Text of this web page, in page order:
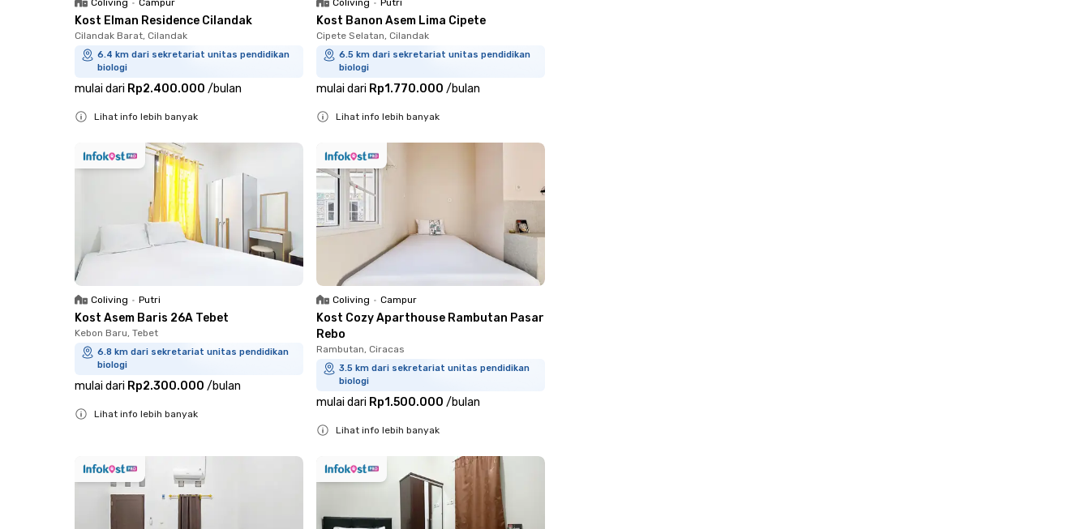
Coliving • Campur
Kost Elman Residence Cilandak
Cilandak Barat, Cilandak
6.4 km dari sekretariat unitas pendidikan
biologi
mulai dari Rp2.400.000 /bulan
Lihat info lebih banyak
Coliving • Putri
Kost Banon Asem Lima Cipete
Cipete Selatan, Cilandak
6.5 km dari sekretariat unitas pendidikan
biologi
mulai dari Rp1.770.000 /bulan
Lihat info lebih banyak
Coliving • Putri
Kost Asem Baris 26A Tebet
Kebon Baru, Tebet
6.8 km dari sekretariat unitas pendidikan
biologi
mulai dari Rp2.300.000 /bulan
Lihat info lebih banyak
Coliving • Campur
Kost Cozy Aparthouse Rambutan Pasar
Rebo
Rambutan, Ciracas
3.5 km dari sekretariat unitas pendidikan
biologi
mulai dari Rp1.500.000 /bulan
Lihat info lebih banyak